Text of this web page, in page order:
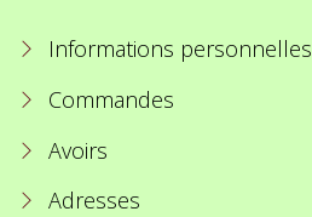
Informations personnelles
Commandes
Avoirs
Adresses